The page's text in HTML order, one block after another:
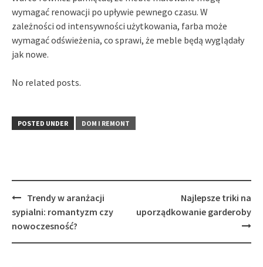
wymagać renowacji po upływie pewnego czasu. W
zależności od intensywności użytkowania, farba może
wymagać odświeżenia, co sprawi, że meble będą wyglądały
jak nowe.
No related posts.
POSTED UNDER DOM I REMONT
Post
navigation
Trendy w aranżacji
sypialni: romantyzm czy
nowoczesność?
Najlepsze triki na
uporządkowanie garderoby